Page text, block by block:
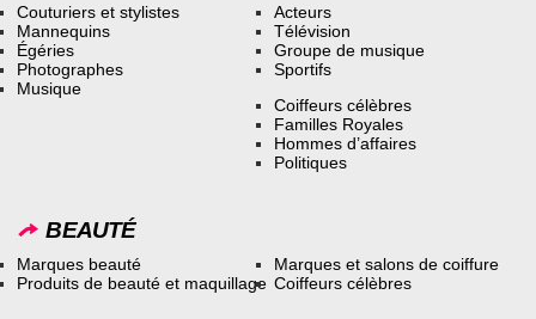
Couturiers et stylistes
Mannequins
Égéries
Photographes
Musique
Acteurs
Télévision
Groupe de musique
Sportifs
Coiffeurs célèbres
Familles Royales
Hommes d’affaires
Politiques
BEAUTÉ
Marques beauté
Produits de beauté et maquillage
Marques et salons de coiffure
Coiffeurs célèbres